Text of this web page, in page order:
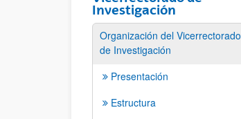
Investigación
Organización del Vicerrectorado
de Investigación
Presentación
Estructura